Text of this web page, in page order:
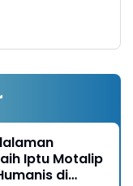
Iptu Motalip
di